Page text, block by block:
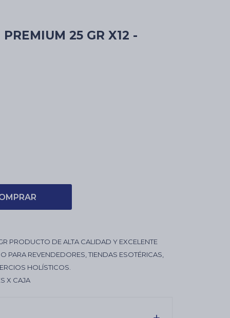
25 GR X12 -
PRODUCTO DE ALTA CALIDAD Y EXCELENTE
PARA REVENDEDORES, TIENDAS ESOTÉRICAS,
HOLÍSTICOS.
X CAJA